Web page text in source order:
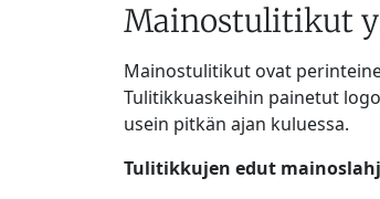
Mainostulitikut
Mainostulitikut ovat
Tulitikkuaskeihin painetut
usein pitkän ajan kuluessa.
Tulitikkujen edut